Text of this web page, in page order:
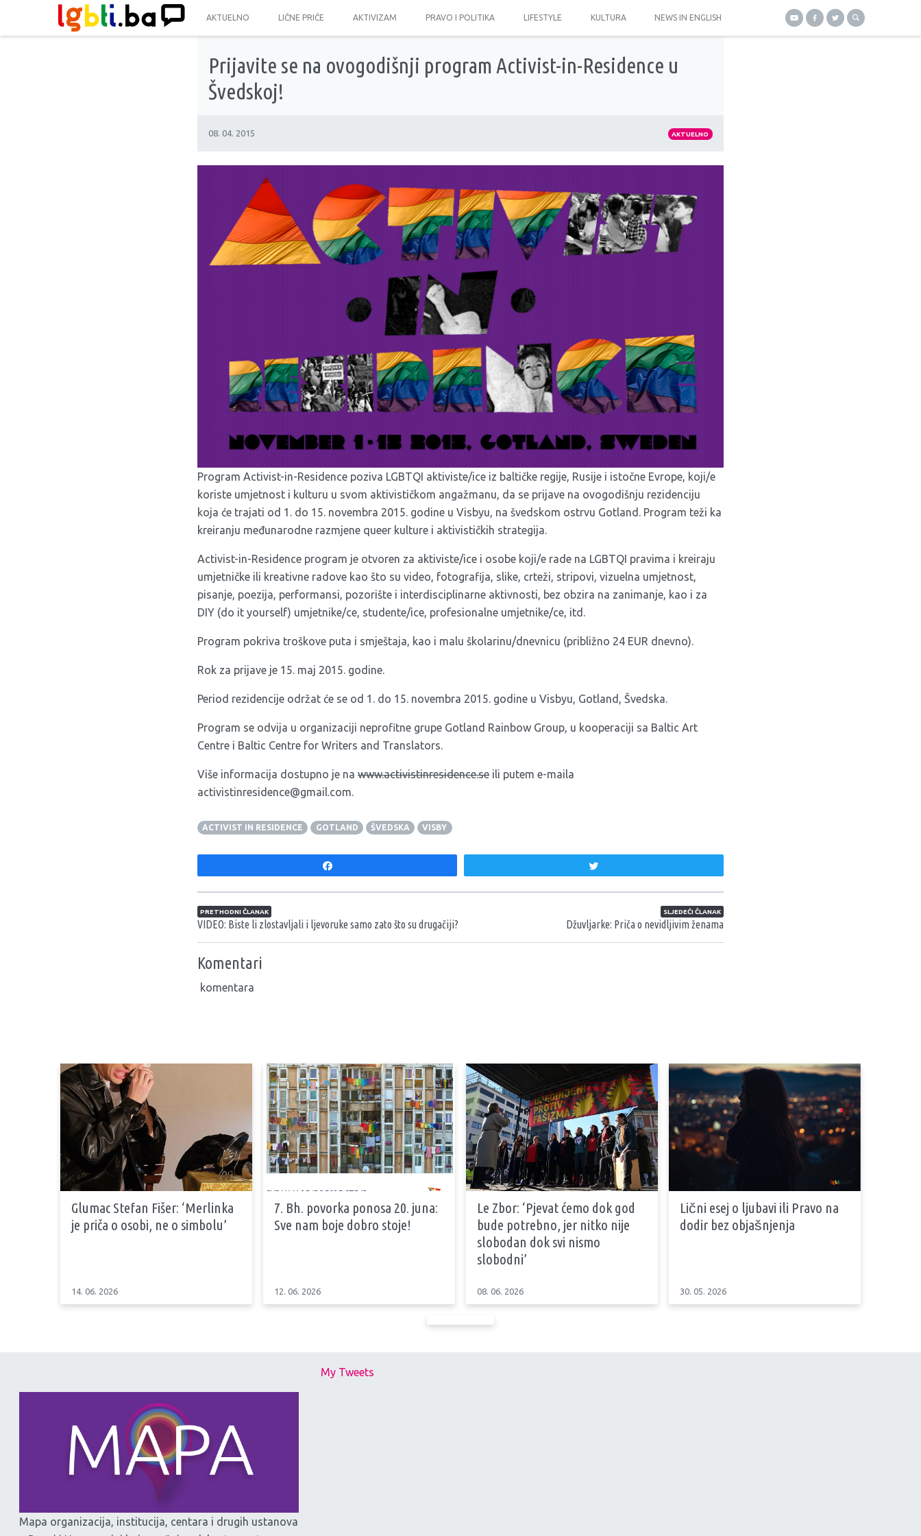
AKTUELNO LIČNE PRIČE AKTIVIZAM PRAVO I POLITIKA LIFESTYLE KULTURA NEWS IN ENGLISH
Prijavite se na ovogodišnji program Activist-in-Residence u
Švedskoj!
08. 04. 2015 AKTUELNO
Program Activist-in-Residence poziva LGBTQI aktiviste/ice iz baltičke regije, Rusije i istočne Evrope, koji/e
koriste umjetnost i kulturu u svom aktivističkom angažmanu, da se prijave na ovogodišnju rezidenciju
koja će trajati od 1. do 15. novembra 2015. godine u Visbyu, na švedskom ostrvu Gotland. Program teži ka
kreiranju međunarodne razmjene queer kulture i aktivističkih strategija.
Activist-in-Residence program je otvoren za aktiviste/ice i osobe koji/e rade na LGBTQI pravima i kreiraju
umjetničke ili kreativne radove kao što su video, fotografija, slike, crteži, stripovi, vizuelna umjetnost,
pisanje, poezija, performansi, pozorište i interdisciplinarne aktivnosti, bez obzira na zanimanje, kao i za
DIY (do it yourself) umjetnike/ce, studente/ice, profesionalne umjetnike/ce, itd.
Program pokriva troškove puta i smještaja, kao i malu školarinu/dnevnicu (približno 24 EUR dnevno).
Rok za prijave je 15. maj 2015. godine.
Period rezidencije održat će se od 1. do 15. novembra 2015. godine u Visbyu, Gotland, Švedska.
Program se odvija u organizaciji neprofitne grupe Gotland Rainbow Group, u kooperaciji sa Baltic Art
Centre i Baltic Centre for Writers and Translators.
Više informacija dostupno je na www.activistinresidence.se ili putem e-maila
activistinresidence@gmail.com.
ACTIVIST IN RESIDENCE GOTLAND ŠVEDSKA VISBY
Navigacija članaka
PRETHODNI ČLANAK
VIDEO: Biste li zlostavljali i ljevoruke samo zato što su drugačiji?
SLJEDEĆI ČLANAK
Džuvljarke: Priča o nevidljivim ženama
Komentari
komentara
Glumac Stefan Fišer: ‘Merlinka
je priča o osobi, ne o simbolu’
14. 06. 2026
7. Bh. povorka ponosa 20. juna:
Sve nam boje dobro stoje!
12. 06. 2026
Le Zbor: ‘Pjevat ćemo dok god
bude potrebno, jer nitko nije
slobodan dok svi nismo
slobodni’
08. 06. 2026
Lični esej o ljubavi ili Pravo na
dodir bez objašnjenja
30. 05. 2026
Mapa organizacija, institucija, centara i drugih ustanova
My Tweets